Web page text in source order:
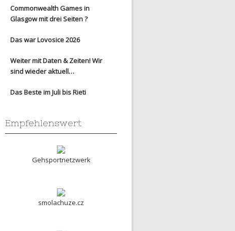
Commonwealth Games in
Glasgow mit drei Seiten ?
Das war Lovosice 2026
Weiter mit Daten & Zeiten! Wir
sind wieder aktuell…
Das Beste im Juli bis Rieti
Empfehlenswert
Gehsportnetzwerk
smolachuze.cz